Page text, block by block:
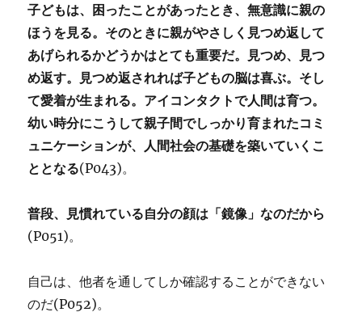
子どもは、困ったことがあったとき、無意識に親の
ほうを見る。そのときに親がやさしく見つめ返して
あげられるかどうかはとても重要だ。見つめ、見つ
め返す。見つめ返されれば子どもの脳は喜ぶ。そし
て愛着が生まれる。アイコンタクトで人間は育つ。
幼い時分にこうして親子間でしっかり育まれたコミ
ュニケーションが、人間社会の基礎を築いていくこ
ととなる(P043)。
普段、見慣れている自分の顔は「鏡像」なのだから
(P051)。
自己は、他者を通してしか確認することができない
のだ(P052)。